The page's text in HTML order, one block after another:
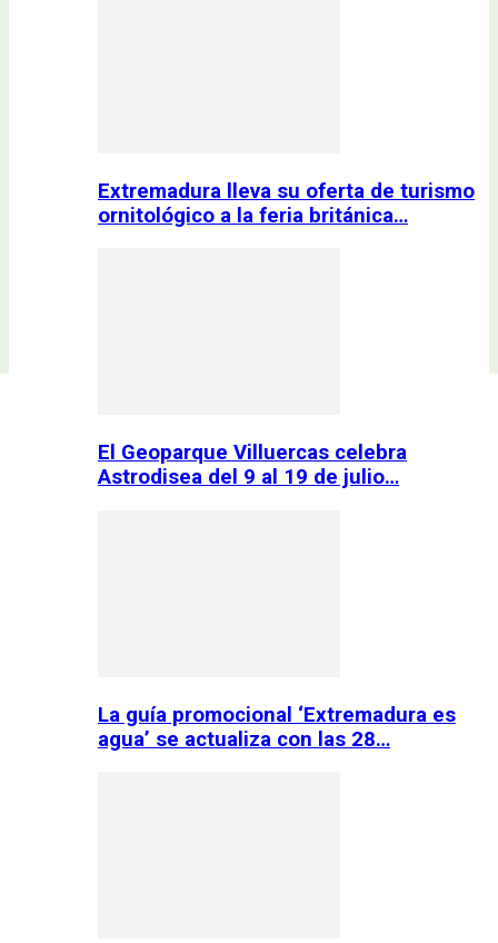
Extremadura lleva su oferta de turismo
ornitológico a la feria británica…
El Geoparque Villuercas celebra
Astrodisea del 9 al 19 de julio…
La guía promocional ‘Extremadura es
agua’ se actualiza con las 28…